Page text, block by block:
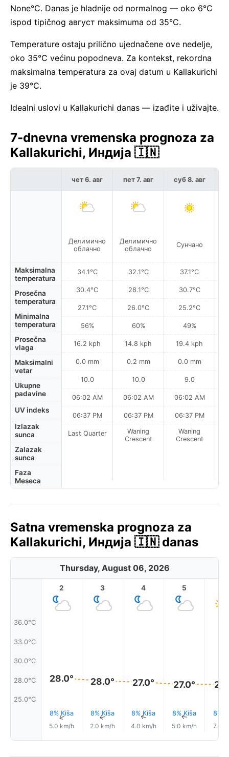
None°C. Danas je hladnije od normalnog — oko 6°C
ispod tipičnog август maksimuma od 35°C.
Temperature ostaju prilično ujednačene ove nedelje,
oko 35°C većinu popodneva. Za kontekst, rekordna
maksimalna temperatura za ovaj datum u Kallakurichi
je 39°C.
Idealni uslovi u Kallakurichi danas — izađite i uživajte.
7-dnevna vremenska prognoza za
Kallakurichi, Индија 🇮🇳
Maksimalna
temperatura
Prosečna
temperatura
Minimalna
temperatura
Prosečna
vlaga
Maksimalni
vetar
Ukupne
padavine
UV indeks
Izlazak
sunca
Zalazak
sunca
Faza
Meseca
чет 6. авг
Делимично
облачно
34.1°C
30.4°C
27.1°C
56%
16.2 kph
0.0 mm
10.0
06:02 AM
06:37 PM
Last Quarter
пет 7. авг
Делимично
облачно
32.1°C
28.1°C
26.0°C
60%
14.8 kph
0.2 mm
10.0
06:02 AM
06:37 PM
Waning
Crescent
суб 8. авг
Сунчано
37.1°C
30.7°C
25.2°C
49%
19.4 kph
0.0 mm
9.0
06:02 AM
06:37 PM
Waning
Crescent
Satna vremenska prognoza za
Kallakurichi, Индија 🇮🇳 danas
Thursday, August 06, 2026
36.0°C
33.0°C
30.0°C
28.0°C
25.0°C
2
28.0°
8% Kiša
↑
5.0 km/h
3
28.0°
8% Kiša
↑
2.0 km/h
4
27.0°
8% Kiša
↑
4.0 km/h
5
27.0°
8% Kiša
↑
5.0 km/h
8%
7.0